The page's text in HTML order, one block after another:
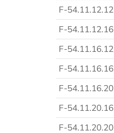
F-54.11.12.12
F-54.11.12.16
F-54.11.16.12
F-54.11.16.16
F-54.11.16.20
F-54.11.20.16
F-54.11.20.20